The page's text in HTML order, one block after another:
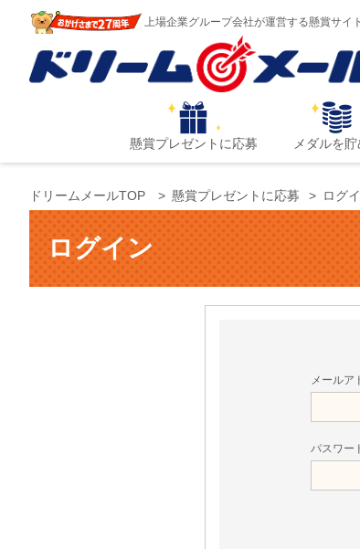
上場企業グループ会社が運営する懸賞サイト
懸賞プレゼントに応募 メダルを貯
ドリームメールTOP 懸賞プレゼントに応募 ログ
ログイン
メールア
パスワー